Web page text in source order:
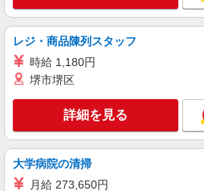
株式会社kotrio /●FK-H-2094236
福岡市西区の就
時給1250円〜
支給(ガソリン代含
福岡市西区
キープ
レジ・商品陳列スタッフ
時給 1,180円
堺市堺区
詳細を見る
大学病院の清掃
月給 273,650円